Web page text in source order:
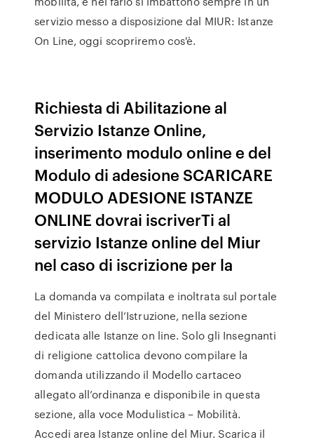
servizio messo a disposizione dal MIUR: Istanze
On Line, oggi scopriremo cos'è.
Richiesta di Abilitazione al
Servizio Istanze Online,
inserimento modulo online e del
Modulo di adesione SCARICARE
MODULO ADESIONE ISTANZE
ONLINE dovrai iscriverTi al
servizio Istanze online del Miur
nel caso di iscrizione per la
La domanda va compilata e inoltrata sul portale
del Ministero dell’Istruzione, nella sezione
dedicata alle Istanze on line. Solo gli Insegnanti
di religione cattolica devono compilare la
domanda utilizzando il Modello cartaceo
allegato all’ordinanza e disponibile in questa
sezione, alla voce Modulistica – Mobilità.
Accedi area Istanze online del Miur. Scarica il